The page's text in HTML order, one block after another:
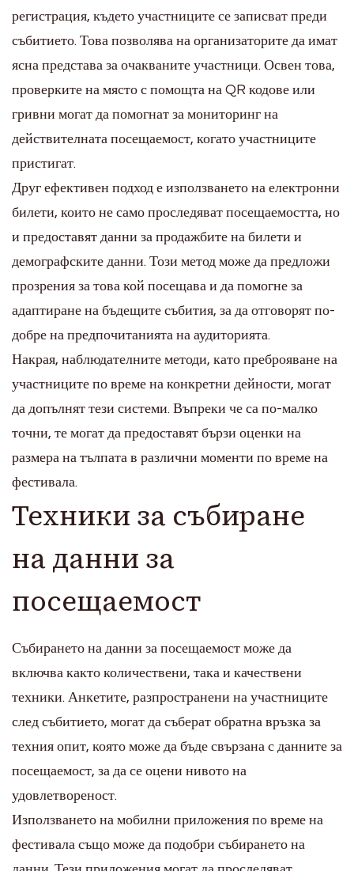
регистрация, където участниците се записват преди
събитието. Това позволява на организаторите да имат
ясна представа за очакваните участници. Освен това,
проверките на място с помощта на QR кодове или
гривни могат да помогнат за мониторинг на
действителната посещаемост, когато участниците
пристигат.
Друг ефективен подход е използването на електронни
билети, които не само проследяват посещаемостта, но
и предоставят данни за продажбите на билети и
демографските данни. Този метод може да предложи
прозрения за това кой посещава и да помогне за
адаптиране на бъдещите събития, за да отговорят по-
добре на предпочитанията на аудиторията.
Накрая, наблюдателните методи, като преброяване на
участниците по време на конкретни дейности, могат
да допълнят тези системи. Въпреки че са по-малко
точни, те могат да предоставят бързи оценки на
размера на тълпата в различни моменти по време на
фестивала.
Техники за събиране
на данни за
посещаемост
Събирането на данни за посещаемост може да
включва както количествени, така и качествени
техники. Анкетите, разпространени на участниците
след събитието, могат да съберат обратна връзка за
техния опит, която може да бъде свързана с данните за
посещаемост, за да се оцени нивото на
удовлетвореност.
Използването на мобилни приложения по време на
фестивала също може да подобри събирането на